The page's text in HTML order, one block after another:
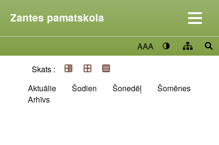
Zantes pamatskola
AAA
Skats :
Aktuālie
Šodien Šonedēļ
Šomēnes
Arhīvs